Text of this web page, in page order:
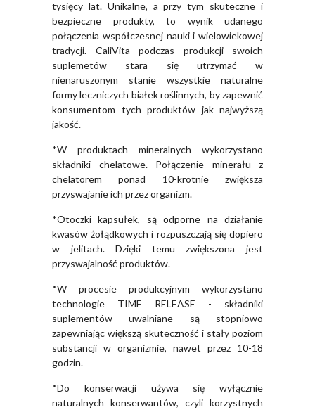
tysięcy lat. Unikalne, a przy tym skuteczne i
bezpieczne produkty, to wynik udanego
połączenia współczesnej nauki i wielowiekowej
tradycji. CaliVita podczas produkcji swoich
suplemetów stara się utrzymać w
nienaruszonym stanie wszystkie naturalne
formy leczniczych białek roślinnych, by zapewnić
konsumentom tych produktów jak najwyższą
jakość.
*W produktach mineralnych wykorzystano
składniki chelatowe. Połączenie minerału z
chelatorem ponad 10-krotnie zwiększa
przyswajanie ich przez organizm.
*Otoczki kapsułek, są odporne na działanie
kwasów żołądkowych i rozpuszczają się dopiero
w jelitach. Dzięki temu zwiększona jest
przyswajalność produktów.
*W procesie produkcyjnym wykorzystano
technologie TIME RELEASE - składniki
suplementów uwalniane są stopniowo
zapewniając większą skuteczność i stały poziom
substancji w organizmie, nawet przez 10-18
godzin.
*Do konserwacji używa się wyłącznie
naturalnych konserwantów, czyli korzystnych